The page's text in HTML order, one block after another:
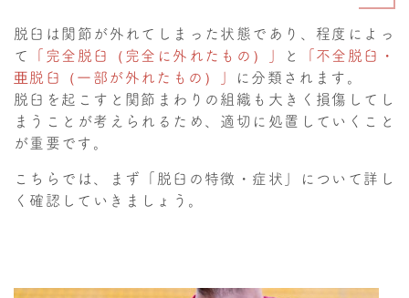
脱臼は関節が外れてしまった状態であり、程度によっ
て
「完全脱臼（完全に外れたもの）」 と
「不全脱臼・
亜脱臼（一部が外れたもの）」
に分類されます。
脱臼を起こすと関節まわりの組織も大きく損傷してし
まうことが考えられるため、適切に処置していくこと
が重要です。
こちらでは、まず「脱臼の特徴・症状」について詳し
く確認していきましょう。